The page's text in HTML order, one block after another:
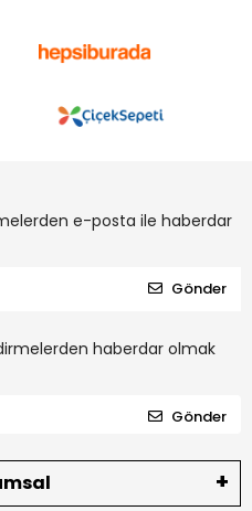
e-posta ile haberdar
Gönder
haberdar olmak
Gönder